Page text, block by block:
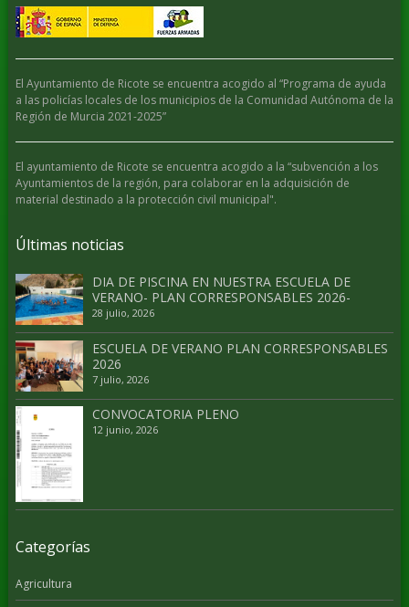
El Ayuntamiento de Ricote se encuentra acogido al “Programa de ayuda
a las policías locales de los municipios de la Comunidad Autónoma de la
Región de Murcia 2021-2025”
El ayuntamiento de Ricote se encuentra acogido a la “subvención a los
Ayuntamientos de la región, para colaborar en la adquisición de
material destinado a la protección civil municipal".
Últimas noticias
DIA DE PISCINA EN NUESTRA ESCUELA DE
VERANO- PLAN CORRESPONSABLES 2026-
28 julio, 2026
ESCUELA DE VERANO PLAN CORRESPONSABLES
2026
7 julio, 2026
CONVOCATORIA PLENO
12 junio, 2026
Categorías
Agricultura